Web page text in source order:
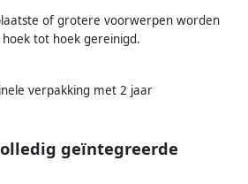
of grotere voorwerpen worden
tot hoek gereinigd.
verpakking met 2 jaar
geïntegreerde